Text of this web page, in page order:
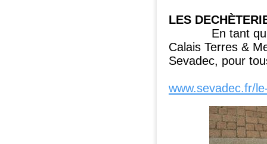
LES
En tant
Calais Terres &
Sevadec, pour
www.sevadec.fr/